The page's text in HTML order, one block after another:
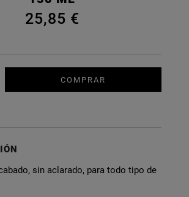
25,85 €
COMPRAR
sin aclarado, para todo tipo de